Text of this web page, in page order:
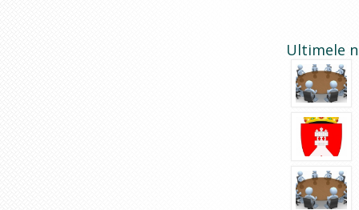
Ultimele